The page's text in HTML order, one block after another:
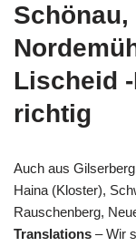
Schönau,
Lischeid
richtig
Auch aus
Haina (Kloster),
Rauschenberg,
Translations – Wir